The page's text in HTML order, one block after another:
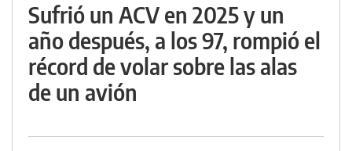
Sufrió un ACV en 2025 y un
año después, a los 97, rompió el
récord de volar sobre las alas
de un avión